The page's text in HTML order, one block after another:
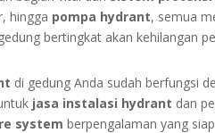
hingga pompa hydrant, semua
bertingkat akan kehilangan
di gedung Anda sudah berfungsi
jasa instalasi hydrant dan
system berpengalaman yang